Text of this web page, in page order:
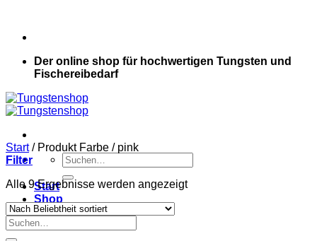
Der online shop für hochwertigen Tungsten und
Fischereibedarf
Suche
nach:
Start
Shop
Kontakt
Mein Konto
Start /Produkt Farbe /pink
Filter
Alle 9 Ergebnisse werden angezeigtNach
Suche
nach: